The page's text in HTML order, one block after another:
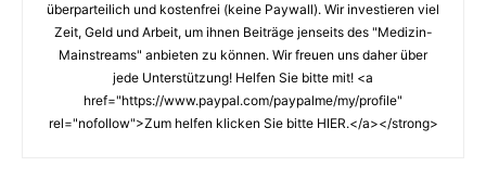
überparteilich und kostenfrei (keine Paywall). Wir investieren viel
Zeit, Geld und Arbeit, um ihnen Beiträge jenseits des "Medizin-
Mainstreams" anbieten zu können. Wir freuen uns daher über
jede Unterstützung! Helfen Sie bitte mit! <a
href="https://www.paypal.com/paypalme/my/profile"
rel="nofollow">Zum helfen klicken Sie bitte HIER.</a></strong>